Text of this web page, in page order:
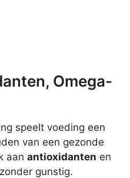
Omega-
speelt voeding een
van een gezonde
aan antioxidanten en
gunstig.